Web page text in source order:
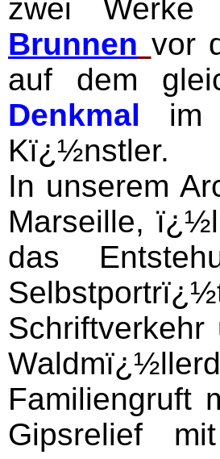
zwei
Brunnen vor
auf dem
Denkmal
im
Kï¿½nstler.
In unserem
Marseille,
das
Familiengruft
Gipsrelief